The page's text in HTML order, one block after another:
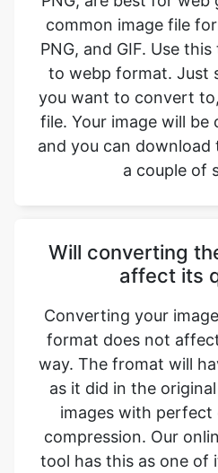
you want to convert
file. Your image will
and you can download
a couple of
Will converting
Converting your
format does not
way. The fromat will
as it did in the
images with perfect
compression. Our
tool has this as one of
make sure
highest quality.
tablet, laptop, or pc